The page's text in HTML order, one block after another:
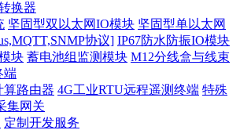
换器
坚固型双以太网IO模块 坚固型单以太网
协议] IP67防水防振IO模块
块 蓄电池组监测模块 M12分线盒与线束
端
算路由器 4G工业RTU远程遥测终端 特殊
集网关
定制开发服务